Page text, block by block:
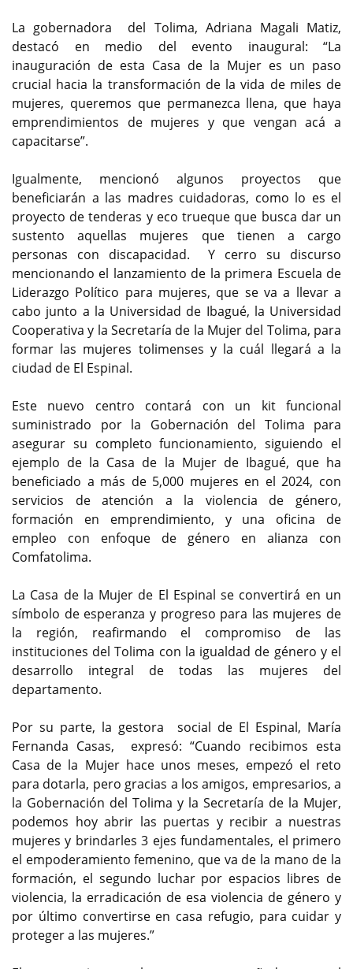
La gobernadora del Tolima, Adriana Magali Matiz,
destacó en medio del evento inaugural: “La
inauguración de esta Casa de la Mujer es un paso
crucial hacia la transformación de la vida de miles de
mujeres, queremos que permanezca llena, que haya
emprendimientos de mujeres y que vengan acá a
capacitarse”.
Igualmente, mencionó algunos proyectos que
beneficiarán a las madres cuidadoras, como lo es el
proyecto de tenderas y eco trueque que busca dar un
sustento aquellas mujeres que tienen a cargo
personas con discapacidad. Y cerro su discurso
mencionando el lanzamiento de la primera Escuela de
Liderazgo Político para mujeres, que se va a llevar a
cabo junto a la Universidad de Ibagué, la Universidad
Cooperativa y la Secretaría de la Mujer del Tolima, para
formar las mujeres tolimenses y la cuál llegará a la
ciudad de El Espinal.
Este nuevo centro contará con un kit funcional
suministrado por la Gobernación del Tolima para
asegurar su completo funcionamiento, siguiendo el
ejemplo de la Casa de la Mujer de Ibagué, que ha
beneficiado a más de 5,000 mujeres en el 2024, con
servicios de atención a la violencia de género,
formación en emprendimiento, y una oficina de
empleo con enfoque de género en alianza con
Comfatolima.
La Casa de la Mujer de El Espinal se convertirá en un
símbolo de esperanza y progreso para las mujeres de
la región, reafirmando el compromiso de las
instituciones del Tolima con la igualdad de género y el
desarrollo integral de todas las mujeres del
departamento.
Por su parte, la gestora social de El Espinal, María
Fernanda Casas, expresó: “Cuando recibimos esta
Casa de la Mujer hace unos meses, empezó el reto
para dotarla, pero gracias a los amigos, empresarios, a
la Gobernación del Tolima y la Secretaría de la Mujer,
podemos hoy abrir las puertas y recibir a nuestras
mujeres y brindarles 3 ejes fundamentales, el primero
el empoderamiento femenino, que va de la mano de la
formación, el segundo luchar por espacios libres de
violencia, la erradicación de esa violencia de género y
por último convertirse en casa refugio, para cuidar y
proteger a las mujeres.”